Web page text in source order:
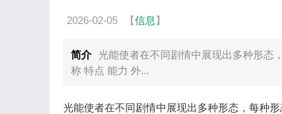
2026-02-05 【信息 】
简介 光能使者在不同剧情中展现出多种形态
称 特点 能力 外...
光能使者在不同剧情中展现出多种形态，每种